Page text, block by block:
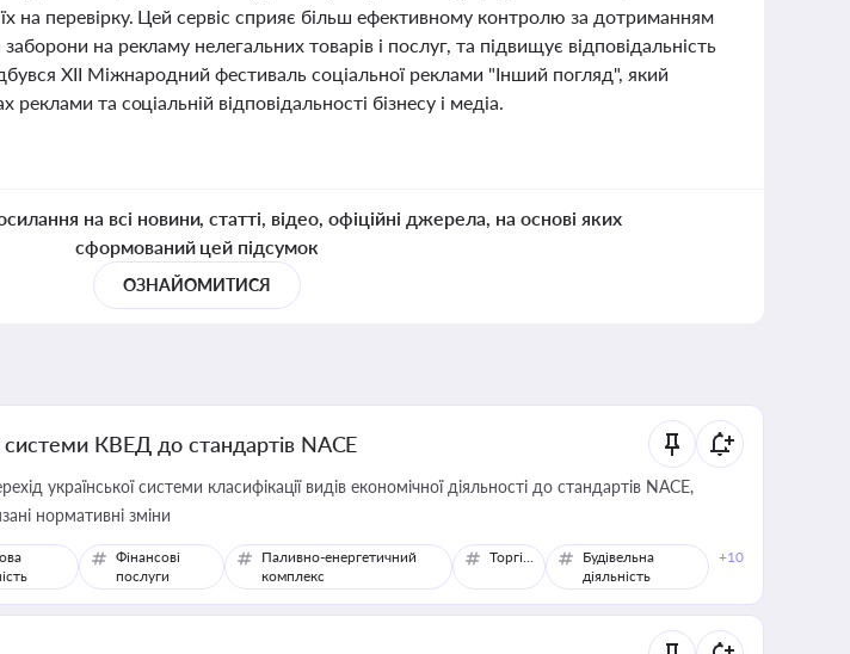
на перевірку. Цей сервіс сприяє більш ефективному контролю за дотриманням
на рекламу нелегальних товарів і послуг, та підвищує відповідальність
ХІІ Міжнародний фестиваль соціальної реклами "Інший погляд", який
та соціальній відповідальності бізнесу і медіа.
на всі новини, статті, відео, офіційні джерела, на основі яких
сформований цей підсумок
ОЗНАЙОМИТИСЯ
системи КВЕД до стандартів NACE
української системи класифікації видів економічної діяльності до стандартів NACE,
нормативні зміни
Фінансові
послуги
Паливно-енергетичний
комплекс
Торгівля
Будівельна
діяльність
+10